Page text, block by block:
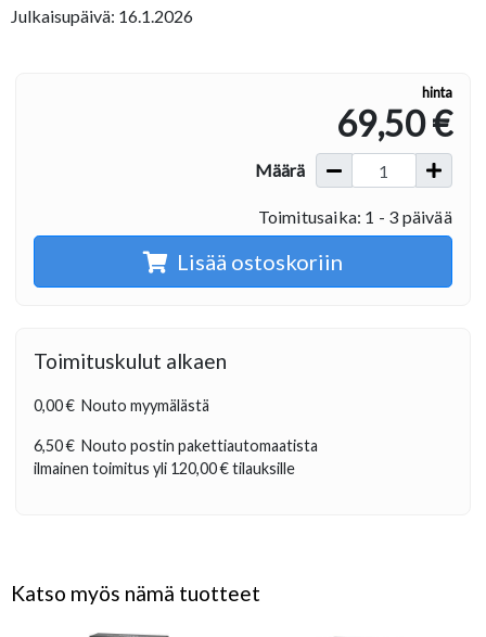
Julkaisupäivä: 16.1.2026
hinta
69,50 €
Määrä
Toimitusaika: 1 - 3 päivää
Lisää ostoskoriin
Toimituskulut alkaen
0,00 € Nouto myymälästä
6,50 € Nouto postin pakettiautomaatista
ilmainen toimitus yli 120,00 €tilauksille
Katso myös nämä tuotteet